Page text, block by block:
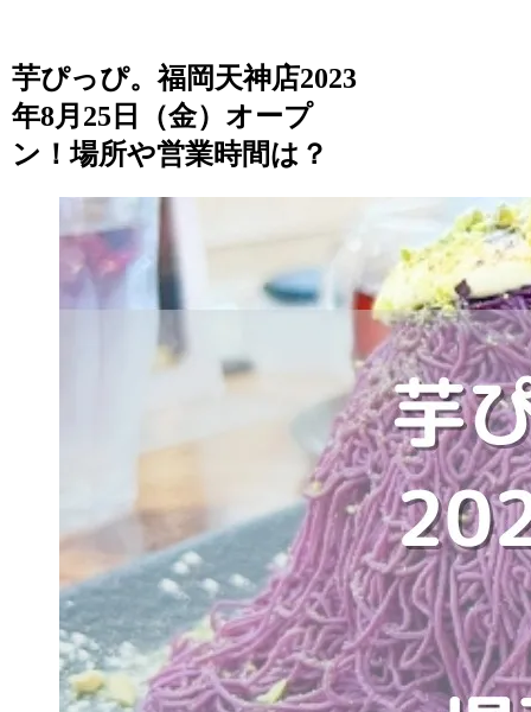
芋ぴっぴ。福岡天神店2023
年8月25日（金）オープ
ン！場所や営業時間は？